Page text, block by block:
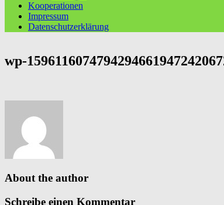
Kooperationen
Impressum
Datenschutzerklärung
wp-
About the author
Schreibe einen Kommentar